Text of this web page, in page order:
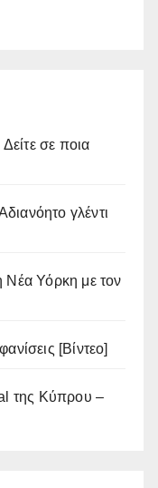
σε ποια
γλέντι
Νέα Υόρκη με τον
[Βίντεο]
της Κύπρου –